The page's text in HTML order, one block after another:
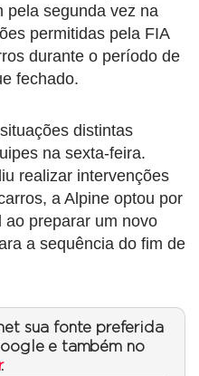
pela segunda vez na
permitidas pela FIA
durante o período de
fechado.
distintas
na sexta-feira.
realizar intervenções
a Alpine optou por
ao preparar um novo
a sequência do fim de
sua fonte preferida
e também no
.